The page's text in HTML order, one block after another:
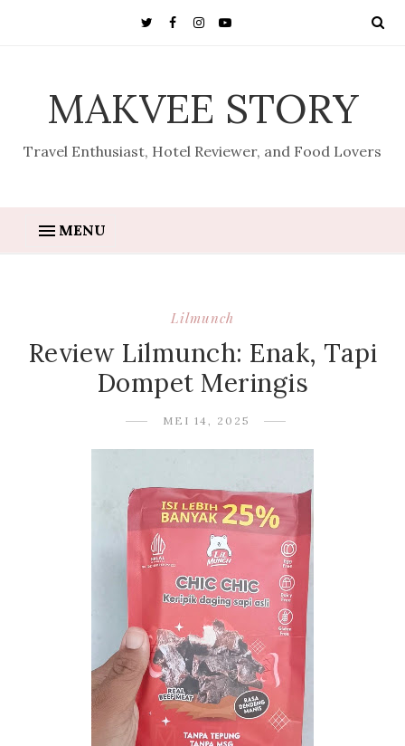
MAKVEE STORY
Travel Enthusiast, Hotel Reviewer, and Food Lovers
MENU
Lilmunch
Review Lilmunch: Enak, Tapi
Dompet Meringis
MEI 14, 2025